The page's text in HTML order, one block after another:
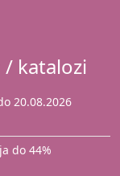
/ katalozi
20.08.2026
do 44%